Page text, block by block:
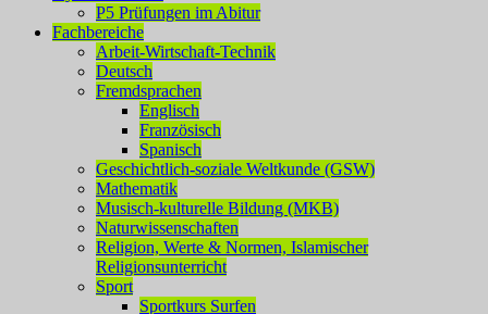
P5 Prüfungen im Abitur
Fachbereiche
Arbeit-Wirtschaft-Technik
Deutsch
Fremdsprachen
Englisch
Französisch
Spanisch
Geschichtlich-soziale Weltkunde (GSW)
Mathematik
Musisch-kulturelle Bildung (MKB)
Naturwissenschaften
Religion, Werte & Normen, Islamischer
Religionsunterricht
Sport
Sportkurs Surfen